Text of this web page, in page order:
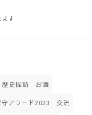
す
歴史探訪
お酒
守アワード2023
交流